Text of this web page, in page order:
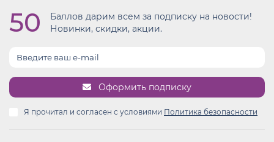
50
Баллов дарим всем за подписку на новости!
Новинки, скидки, акции.
Оформить подписку
Я прочитал и согласен с условиями Политика безопасности